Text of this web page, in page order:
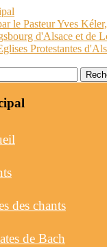
des chants
de Bach